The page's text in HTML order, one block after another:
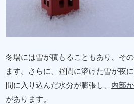
冬場には雪が積もることもあり、そ
ます。さらに、昼間に溶けた雪が夜
間に入り込んだ水分が膨張し、 内部
があります。